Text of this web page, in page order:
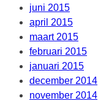
juni 2015
april 2015
maart 2015
februari 2015
januari 2015
december 2014
november 2014